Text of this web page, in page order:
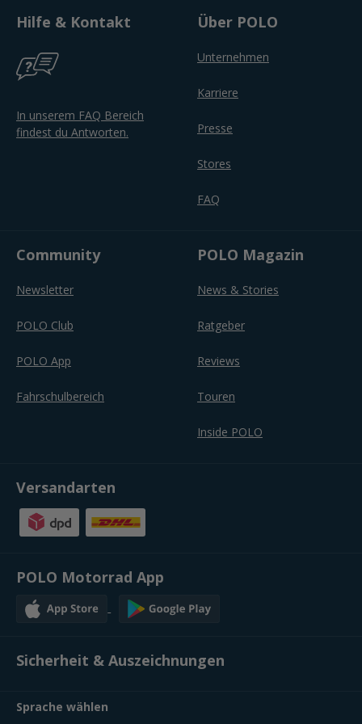
Hilfe & Kontakt
In unserem FAQ Bereich
findest du Antworten.
Über POLO
Unternehmen
Karriere
Presse
Stores
FAQ
Community
Newsletter
POLO Club
POLO App
Fahrschulbereich
POLO Magazin
News & Stories
Ratgeber
Reviews
Touren
Inside POLO
Versandarten
POLO Motorrad App
Sicherheit & Auszeichnungen
Sprache wählen